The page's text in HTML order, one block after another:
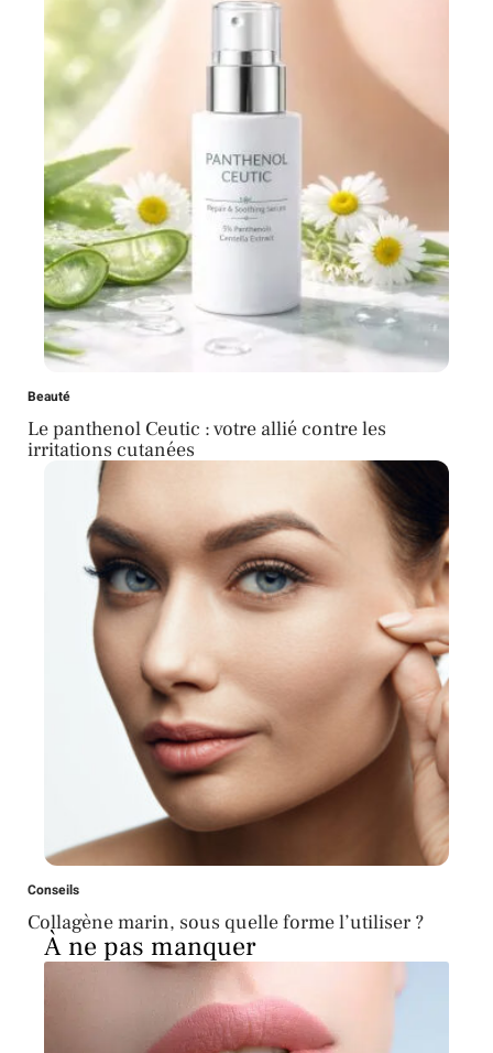
Beauté
Le panthenol Ceutic : votre allié contre les
irritations cutanées
Conseils
Collagène marin, sous quelle forme l’utiliser ?
À ne pas manquer